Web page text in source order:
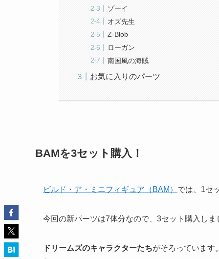
ゾーイ
オズ先生
Z-Blob
ローガン
南国風の海賊
お気に入りのパーツ
BAMを3セット購入！
ビルド・ア・ミニフィギュア（BAM） では、1セ
今回の新パーツは7体分なので、3セット購入しま
ドリームズのキャラクターたちがそろっています